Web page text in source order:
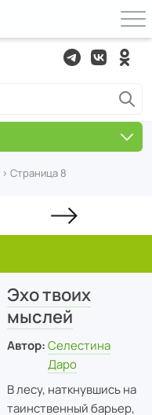
› Страница 8
Эхо твоих
мыслей
Автор: Селестина
Даро
В лесу, наткнувшись на
таинственный барьер,